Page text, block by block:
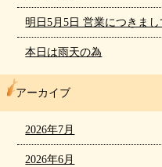
明日5月5日 営業につきまし
本日は雨天の為
アーカイブ
2026年7月
2026年6月